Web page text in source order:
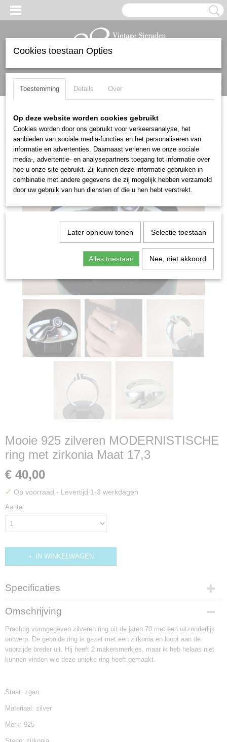
Inloggen Registreren
(0)
Home >Ringen>Mooie 925 zilveren MODERNISTISCHE ring met
zirkonia Maat 17,3
Mooie 925 zilveren MODERNISTISCHE
ring met zirkonia Maat 17,3
€ 40,00
✓ Op voorraad - Levertijd 1-3 werkdagen
Aantal
IN WINKELWAGEN
Specificaties
Productcode
R758
Omschrijving
Prachtig vormgegeven zilveren ring uit de jaren 70 met een uitzonderlijk
ontwerp. De gebolde ring is gezet met een zirkonia en loopt aan de
voorzijde breder uit. Hij heeft 2 makersmerkjes, maar ik heb helaas niet
kunnen vinden wie deze unieke ring heeft gemaakt.
Staat: zgan
Materiaal: zilver
Merk: 925
Cookies toestaan Opties
Toestemming Details Over
Op deze website worden cookies gebruikt
Cookies worden door ons gebruikt voor verkeersanalyse, het
aanbieden van sociale media-functies en het personaliseren van
informatie en advertenties. Daarnaast verlenen we onze sociale
media-, advertentie- en analysepartners toegang tot informatie over
hoe u onze site gebruikt. Zij kunnen deze informatie gebruiken in
combinatie met andere gegevens die zij mogelijk hebben verzameld
door uw gebruik van hun diensten of die u hen hebt verstrekt.
Later opnieuw tonen Selectie toestaan
Alles toestaan Nee, niet akkoord